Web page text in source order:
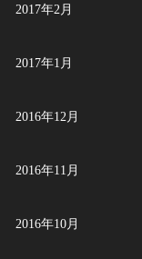
2017年2月
2017年1月
2016年12月
2016年11月
2016年10月